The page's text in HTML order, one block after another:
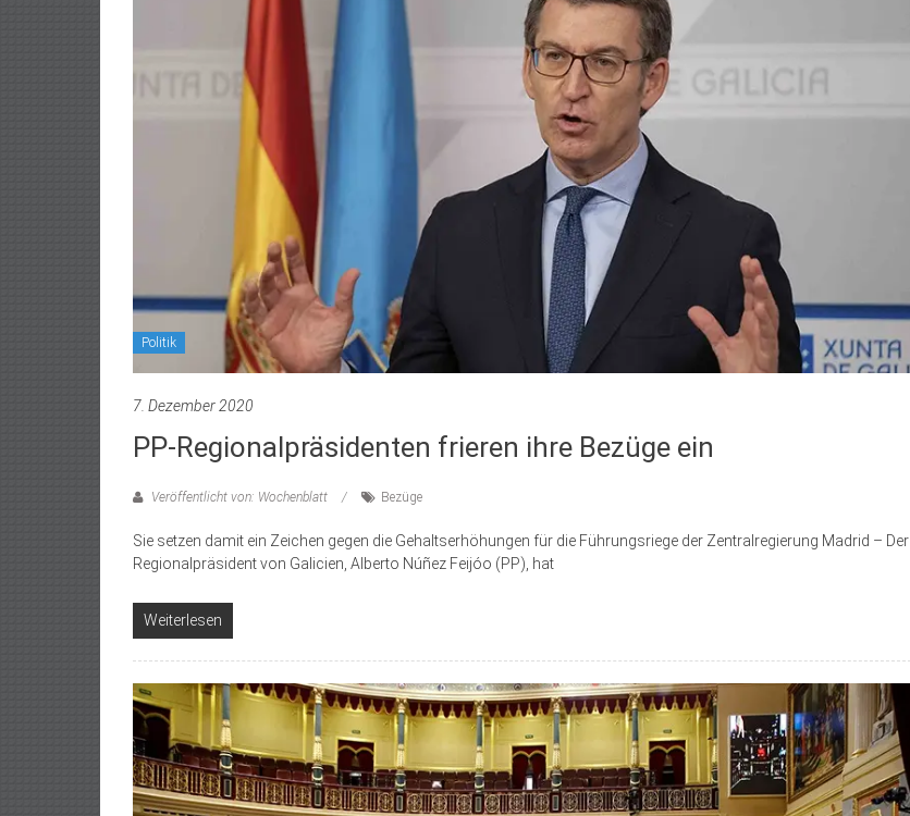
Politik
7. Dezember 2020
PP-Regionalpräsidenten frieren ihre Bezüge ein
Veröffentlicht von: Wochenblatt Bezüge
Sie setzen damit ein Zeichen gegen die Gehaltserhöhungen für die Führungsriege der Zentralregierung Madrid – Der
Regionalpräsident von Galicien, Alberto Núñez Feijóo (PP), hat
Weiterlesen